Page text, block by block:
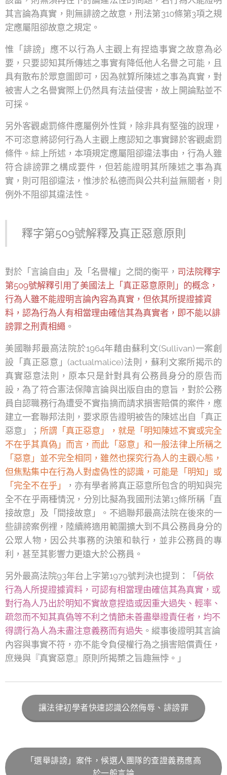
其言論為真實，則無誹謗之故意，刑法第310條第3項之規
定應屬阻卻故意之規定。
惟「誹謗」應不以行為人主觀上有捏造事實之故意為必
要，只要認知其所傳述之事實有降低他人名譽之可能，且
具有散布於眾意圖即可，因為就算所陳述之事為真實，對
被害人之名譽實際上仍然具有法益侵害，故上開論點並不
可採。
另外客觀處罰條件應屬例外性質，除非具有堅強的說理，
不可恣意將認何行為人主觀上應認知之事實歸於客觀處罰
條件。綜上所述，本項規定應屬阻卻違法事由，行為人雖
符合誹謗罪之構成要件，但若能證明其所陳述之事為真
實，則可阻卻違法，惟涉於私德而與公共利益無關者，則
例外不阻卻其違法性。
釋字第509號解釋及真正惡意原則
對於「言論自由」及「名譽權」之間的衡平， 司法院釋字
第509號解釋引用了美國法上「真正惡意原則」的概念，
行為人雖不能證明言論內容為真實，但依其所提證據資
料，認為行為人有相當理由確信其為真實者，即不能以誹
謗罪之刑責相繩 。
美國聯邦最高法院於1964年藉由蘇利文(Sullivan)一案創
設「真正惡意」(actualmalice)法則，蘇利文案所揭示的
真實惡意法則，原本只是針對具有公務員身分的原告而
設，為了符合憲法保障言論與出版自由的意旨，對於公務
員自認職務行為遭受不實指摘而請求損害賠償的案件，應
建立一套聯邦法則，要求原告證明被告的陳述出自「真正
惡意」； 所謂「真正惡意」，就是「明知陳述不實或完全
不在乎其真偽」而言，而此「惡意」和一般法律上所稱之
「惡意」並不完全相同，雖然也探究行為人的主觀心態，
但焦點集中在行為人對虛偽性的認識，可能是「明知」或
「完全不在乎」
，亦有學者將真正惡意所包含的明知與完
全不在乎兩種情況，分別比擬為我國刑法第13條所稱「直
接故意」及「間接故意」。不過聯邦最高法院在後來的一
些誹謗案例裡，陸續將適用範圍擴大到不具公務員身分的
公眾人物，因公共事務的決策和執行，並非公務員的專
利，甚至其影響力更遠大於公務員。
另外最高法院93年台上字第1979號判決也提到：「 倘依
行為人所提證據資料，可認有相當理由確信其為真實，或
對行為人乃出於明知不實故意捏造或因重大過失、輕率、
疏忽而不知其真偽等不利之情節未善盡舉證責任者，均不
得謂行為人為未盡注意義務而有過失 。縱事後證明其言論
內容與事實不符，亦不能令負侵權行為之損害賠償責任，
庶幾與『真實惡意』原則所揭櫫之旨趣無悖。」
讓法律初學者快速認識公然侮辱、誹謗罪
「選舉誹謗」案件，候選人團隊的查證義務應高